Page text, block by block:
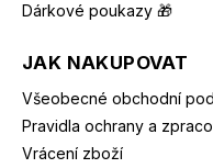
Dárkové poukazy 🎁
JAK NAKUPOVAT
Všeobecné obchodní
Pravidla ochrany a
Vrácení zboží